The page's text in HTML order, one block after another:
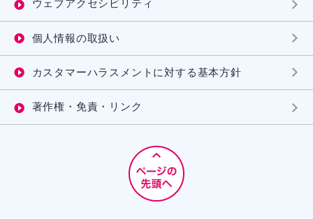
ウェブアクセシビリティ
個人情報の取扱い
カスタマーハラスメントに対する基本方針
著作権・免責・リンク